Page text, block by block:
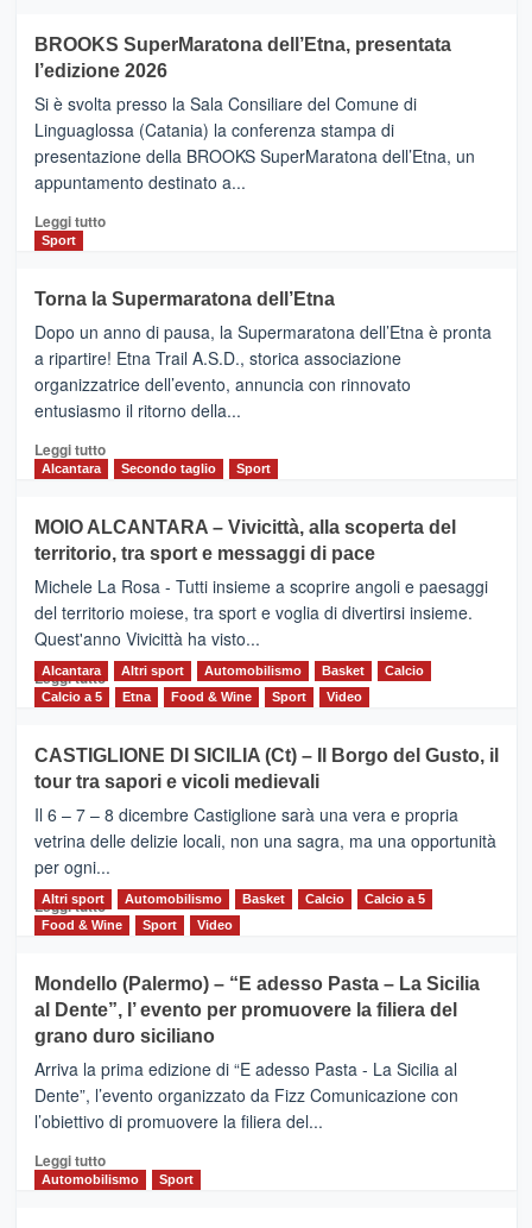
con
la
Al
via
i
collegamenti
BROOKS SuperMaratona dell’Etna, presentata
l’edizione 2026
Si è svolta presso la Sala Consiliare del Comune di
Linguaglossa (Catania) la conferenza stampa di
presentazione della BROOKS SuperMaratona dell’Etna, un
appuntamento destinato a...
Leggi tuttoLeggi
BROOKS
SuperMaratona
dell’Etna,
presentata
l’edizione
2026
Sport
Torna la Supermaratona dell’Etna
Dopo un anno di pausa, la Supermaratona dell’Etna è pronta
a ripartire! Etna Trail A.S.D., storica associazione
organizzatrice dell’evento, annuncia con rinnovato
entusiasmo il ritorno della...
Leggi tuttoLeggi
Torna
la
Supermaratona
dell’Etna
Alcantara Secondo taglio Sport
MOIO ALCANTARA – Vivicittà, alla scoperta del
territorio, tra sport e messaggi di pace
Michele La Rosa - Tutti insieme a scoprire angoli e paesaggi
del territorio moiese, tra sport e voglia di divertirsi insieme.
Quest'anno Vivicittà ha visto...
Leggi tutto Leggi
MOIO
ALCANTARA
–
Vivicittà,
alla
scoperta
del
territorio,
e
messaggi
di
Alcantara Altri sport Automobilismo Basket
Calcio
Calcio a 5
Etna Food & Wine Sport Video
CASTIGLIONE DI SICILIA (Ct) – Il Borgo del Gusto, il
tour tra sapori e vicoli medievali
Il 6 – 7 – 8 dicembre Castiglione sarà una vera e propria
vetrina delle delizie locali, non una sagra, ma una opportunità
per ogni...
Leggi tuttoLeggi
di
CASTIGLIONE
DI
SICILIA
(Ct)
–
Il
Borgo
Gusto,
il
Altri sport Automobilismo Basket Calcio
Calcio a 5
Food & Wine
Sport Video
Mondello (Palermo) – “E adesso Pasta – La Sicilia
al Dente”, l’ evento per promuovere la filiera del
grano duro siciliano
Arriva la prima edizione di “E adesso Pasta - La Sicilia al
Dente”, l’evento organizzato da Fizz Comunicazione con
l’obiettivo di promuovere la filiera del...
Leggi tuttoLeggi
di
Automobilismo Sport